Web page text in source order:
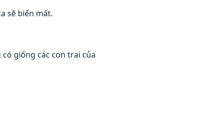
sẽ biến mất.
giống các con trai của